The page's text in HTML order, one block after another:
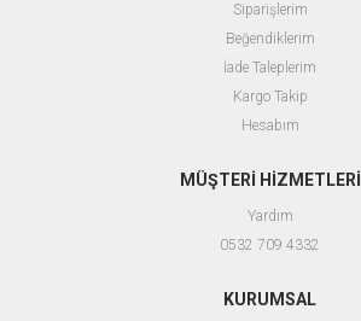
Siparişlerim
Beğendiklerim
İade Taleplerim
Kargo Takip
Hesabım
MÜŞTERİ HİZMETLERİ
Yardım
0532 709 4332
KURUMSAL